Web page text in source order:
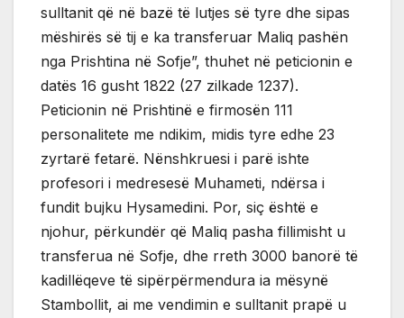
sulltanit që në bazë të lutjes së tyre dhe sipas
mëshirës së tij e ka transferuar Maliq pashën
nga Prishtina në Sofje”, thuhet në peticionin e
datës 16 gusht 1822 (27 zilkade 1237).
Peticionin në Prishtinë e firmosën 111
personalitete me ndikim, midis tyre edhe 23
zyrtarë fetarë. Nënshkruesi i parë ishte
profesori i medresesë Muhameti, ndërsa i
fundit bujku Hysamedini. Por, siç është e
njohur, përkundër që Maliq pasha fillimisht u
transferua në Sofje, dhe rreth 3000 banorë të
kadillëqeve të sipërpërmendura ia mësynë
Stambollit, ai me vendimin e sulltanit prapë u